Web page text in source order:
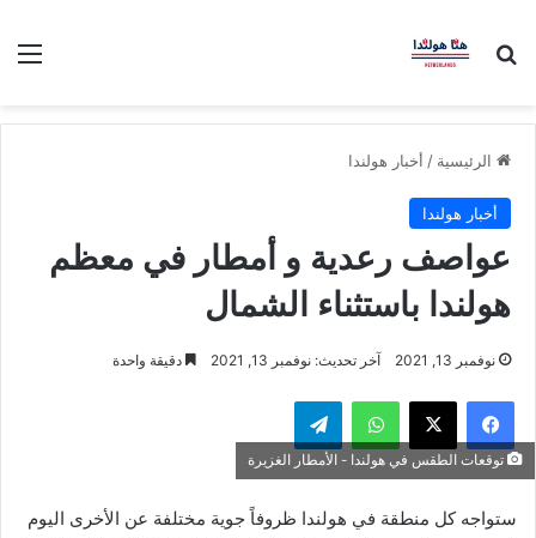
بحث عن
الرئيسية / أخبار هولندا
أخبار هولندا
عواصف رعدية و أمطار في معظم
هولندا باستثناء الشمال
نوفمبر 13, 2021 آخر تحديث: نوفمبر 13, 2021 دقيقة واحدة
فيسبوك ‫X واتساب تيلقرام
توقعات الطقس في هولندا - الأمطار الغزيرة
ستواجه كل منطقة في هولندا ظروفاً جوية مختلفة عن الأخرى اليوم